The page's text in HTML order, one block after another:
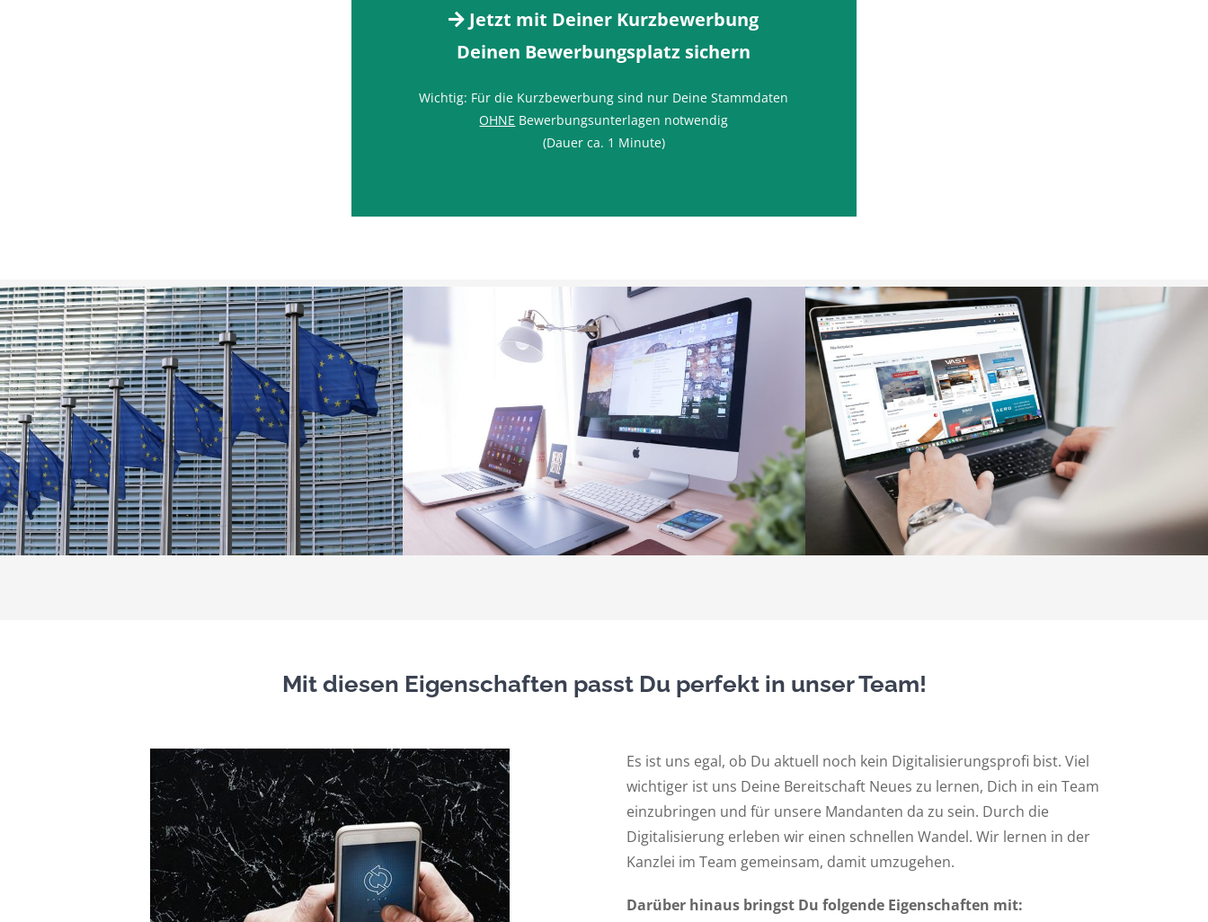
Jetzt mit Deiner Kurzbewerbung
Deinen Bewerbungsplatz sichern
Wichtig: Für die Kurzbewerbung sind nur Deine Stammdaten
OHNE Bewerbungsunterlagen notwendig
(Dauer ca. 1 Minute)
Mit diesen Eigenschaften passt Du perfekt in unser Team!
Es ist uns egal, ob Du aktuell noch kein Digitalisierungsprofi bist. Viel
wichtiger ist uns Deine Bereitschaft Neues zu lernen, Dich in ein Team
einzubringen und für unsere Mandanten da zu sein. Durch die
Digitalisierung erleben wir einen schnellen Wandel. Wir lernen in der
Kanzlei im Team gemeinsam, damit umzugehen.
Darüber hinaus bringst Du folgende Eigenschaften mit: